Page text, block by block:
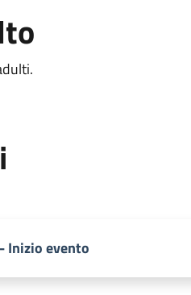
Inizio evento